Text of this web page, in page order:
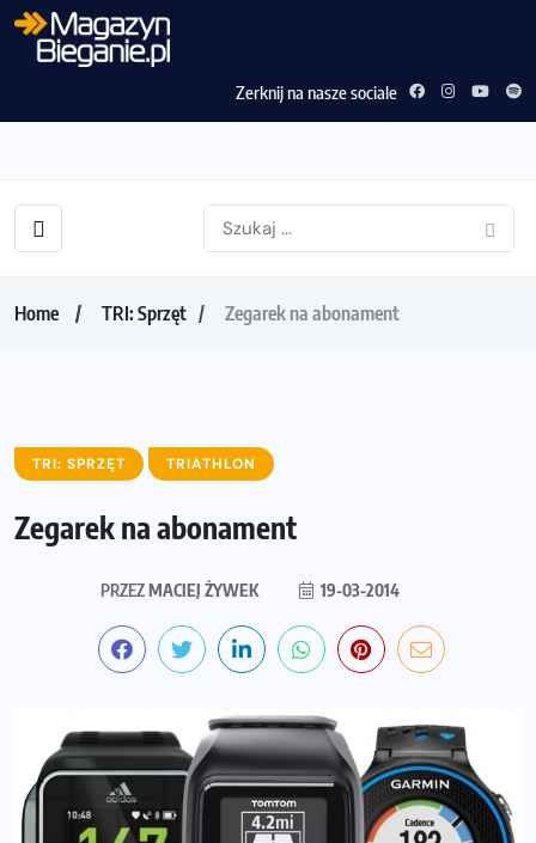
Zerknij na nasze sociale
Home TRI: Sprzęt Zegarek na abonament
TRI: SPRZĘT TRIATHLON
Zegarek na abonament
PRZEZMACIEJ ŻYWEK 19-03-2014